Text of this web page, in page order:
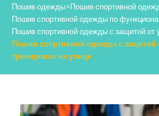
Пошив одежды>Пошив спортивной
Пошив спортивной одежды по
Пошив спортивной одежды с защитой от
Пошив спортивной одежды с защитой
тренировок на улице